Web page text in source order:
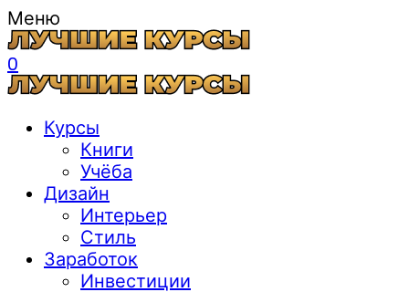
Меню
0
Курсы
Книги
Учёба
Дизайн
Интерьер
Стиль
Заработок
Инвестиции